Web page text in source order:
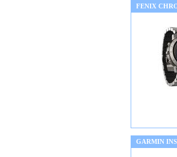
FENIX
GARMIN